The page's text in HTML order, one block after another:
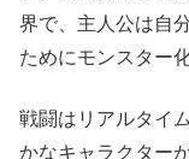
界で、主人公は自
ためにモンスター
戦闘はリアルタイ
かなキャラクター